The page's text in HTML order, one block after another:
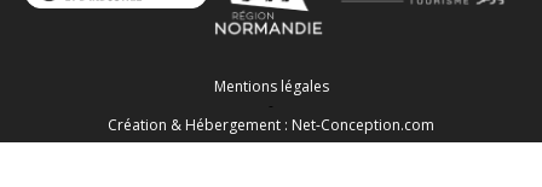
Mentions légales
-
Création & Hébergement : Net-Conception.com